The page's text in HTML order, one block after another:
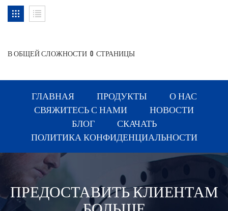
В ОБЩЕЙ СЛОЖНОСТИ 0 СТРАНИЦЫ
ГЛАВНАЯ ПРОДУКТЫ
О НАС
СВЯЖИТЕСЬ С НАМИ
НОВОСТИ
БЛОГ
СКАЧАТЬ
ПОЛИТИКА КОНФИДЕНЦИАЛЬНОСТИ
ПРЕДОСТАВИТЬ КЛИЕНТАМ